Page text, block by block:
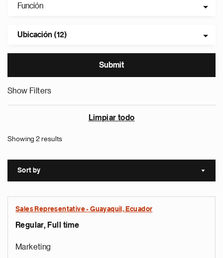
Función
Ubicación (12)
Show Filters
Limpiar todo
Showing 2 results
Sort by Sort
Sales Representative - Guayaquil, Ecuador
Regular, Full time
Marketing